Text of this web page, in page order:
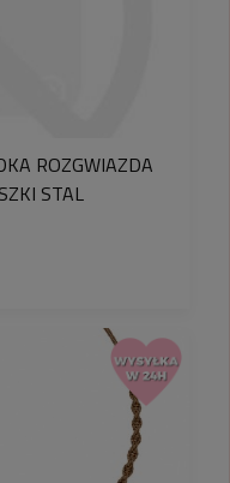
ROZGWIAZDA
STAL